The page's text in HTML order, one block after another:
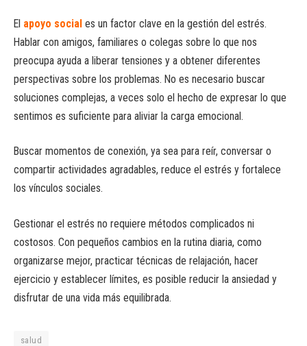
El apoyo social es un factor clave en la gestión del estrés.
Hablar con amigos, familiares o colegas sobre lo que nos
preocupa ayuda a liberar tensiones y a obtener diferentes
perspectivas sobre los problemas. No es necesario buscar
soluciones complejas, a veces solo el hecho de expresar lo que
sentimos es suficiente para aliviar la carga emocional.
Buscar momentos de conexión, ya sea para reír, conversar o
compartir actividades agradables, reduce el estrés y fortalece
los vínculos sociales.
Gestionar el estrés no requiere métodos complicados ni
costosos. Con pequeños cambios en la rutina diaria, como
organizarse mejor, practicar técnicas de relajación, hacer
ejercicio y establecer límites, es posible reducir la ansiedad y
disfrutar de una vida más equilibrada.
salud